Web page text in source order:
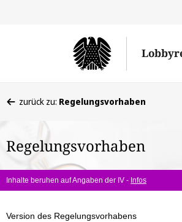
befinden
hier:
zurück zu: Regelungsvorhaben
Regelungsvorhaben
Inhalte beruhen auf Angaben der IV - Infos
Version des Regelungsvorhabens